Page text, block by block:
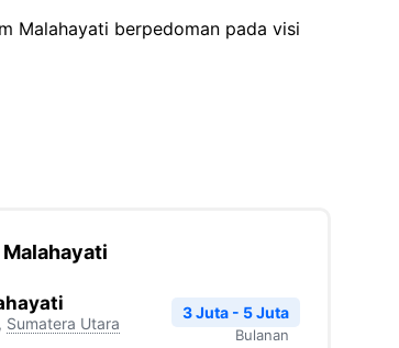
Malahayati berpedoman pada visi
Malahayati
, Sumatera Utara
3 Juta - 5 Juta
Bulanan